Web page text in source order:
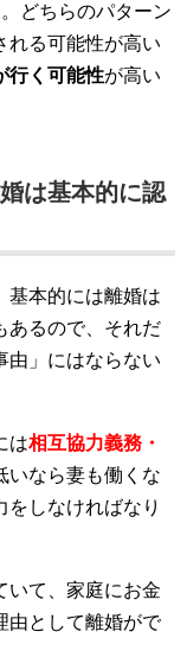
どちらのパターン
れる可能性が高い
行く可能性が高い
は基本的に認
基本的には離婚は
あるので、それだ
由」にはならない
は相互協力義務・
いなら妻も働くな
をしなければなり
いて、家庭にお金
由として離婚がで